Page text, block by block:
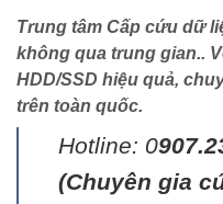
Trung tâm Cấp cứu dữ
không qua trung gian..
HDD/SSD hiệu quả,
trên toàn quốc.
Hotline: 0
(Chuyên gia